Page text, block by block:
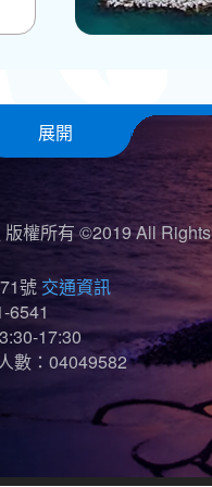
展開
權所有 ©2019 All Rights
號 交通資訊
6541
17:30
數：04049582